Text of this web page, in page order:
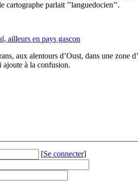
parlait ’’languedocien’’.
ailleurs en pays gascon
aux alentours d’Oust, dans une zone
ajoute à la confusion.
[Se connecter]